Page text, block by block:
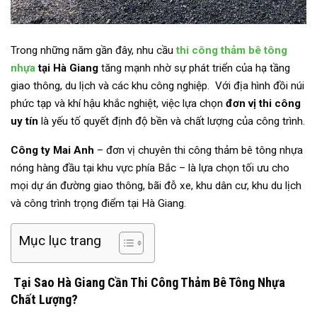
Trong những năm gần đây, nhu cầuthi công thảm bê tông
nhựatại Hà Giang tăng mạnh nhờ sự phát triển của hạ tầng
giao thông, du lịch và các khu công nghiệp. Với địa hình đồi núi
phức tạp và khí hậu khắc nghiệt, việc lựa chọn đơn vị thi công
uy tín là yếu tố quyết định độ bền và chất lượng của công trình.
Công ty Mai Anh – đơn vị chuyên thi công thảm bê tông nhựa
nóng hàng đầu tại khu vực phía Bắc – là lựa chọn tối ưu cho
mọi dự án đường giao thông, bãi đỗ xe, khu dân cư, khu du lịch
và công trình trọng điểm tại Hà Giang.
Mục lục trang
Tại Sao Hà Giang Cần Thi Công Thảm Bê Tông Nhựa
Chất Lượng?